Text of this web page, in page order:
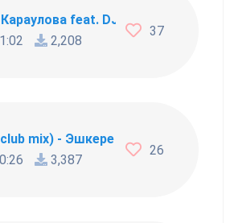
feat. DJ Nik - Ты не такой
2,208
37
mix) - Эшкере (эщкере) -
3,387
26